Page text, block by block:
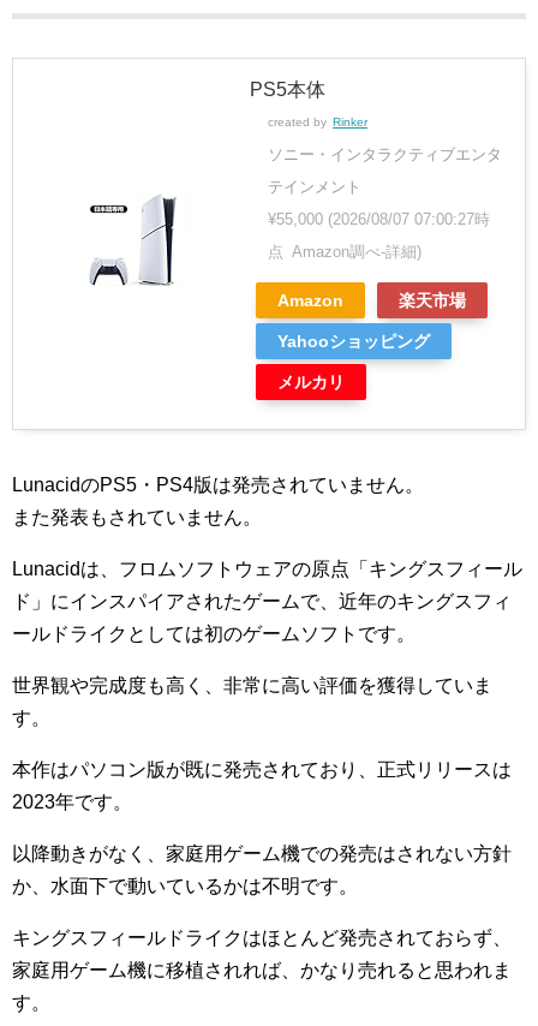
PS5本体
created by Rinker
ソニー・インタラクティブエンタ
テインメント
¥55,000 (2026/08/07 07:00:27時
点 Amazon調べ-詳細)
Amazon 楽天市場
Yahooショッピング
メルカリ
LunacidのPS5・PS4版は発売されていません。
また発表もされていません。
Lunacidは、フロムソフトウェアの原点「キングスフィール
ド」にインスパイアされたゲームで、近年のキングスフィ
ールドライクとしては初のゲームソフトです。
世界観や完成度も高く、非常に高い評価を獲得していま
す。
本作はパソコン版が既に発売されており、正式リリースは
2023年です。
以降動きがなく、家庭用ゲーム機での発売はされない方針
か、水面下で動いているかは不明です。
キングスフィールドライクはほとんど発売されておらず、
家庭用ゲーム機に移植されれば、かなり売れると思われま
す。